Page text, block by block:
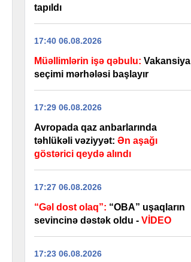
tapıldı
17:40 06.08.2026
Müəllimlərin işə qəbulu: Vakansiya
seçimi mərhələsi başlayır
17:29 06.08.2026
Avropada qaz anbarlarında
təhlükəli vəziyyət: Ən aşağı
göstərici qeydə alındı
17:27 06.08.2026
“Gəl dost olaq”: “OBA” uşaqların
sevincinə dəstək oldu - VİDEO
17:23 06.08.2026